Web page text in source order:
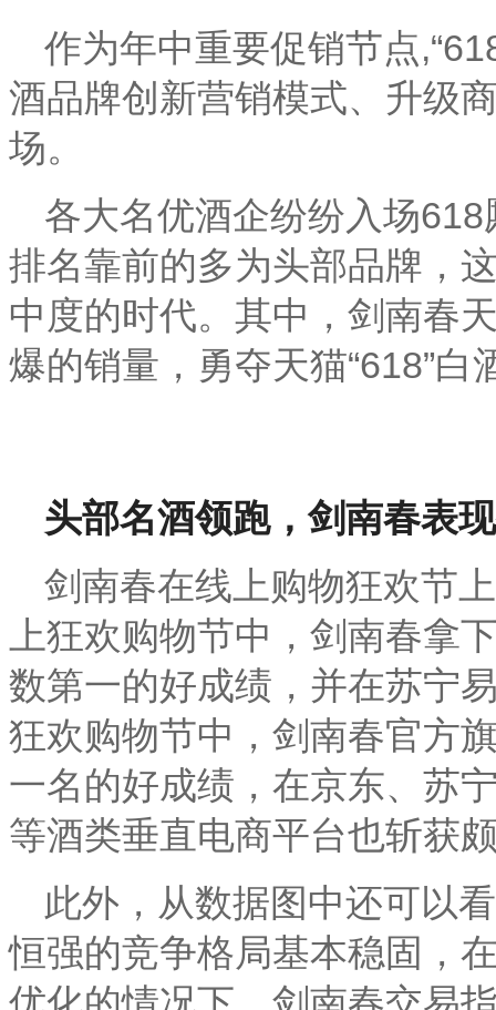
作为年中重要促销节点,“
酒品牌创新营销模式、升级
场。
各大名优酒企纷纷入场618
排名靠前的多为头部品牌，
中度的时代。其中，剑南春
爆的销量，勇夺天猫“618”白
头部名酒领跑，剑南春表
剑南春在线上购物狂欢节
上狂欢购物节中，剑南春拿
数第一的好成绩，并在苏宁
狂欢购物节中，剑南春官方
一名的好成绩，在京东、苏
等酒类垂直电商平台也斩获
此外，从数据图中还可以
恒强的竞争格局基本稳固，